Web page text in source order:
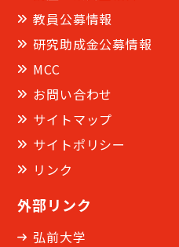
教員公募情報
研究助成金公募情報
MCC
お問い合わせ
サイトマップ
サイトポリシー
リンク
外部リンク
弘前大学